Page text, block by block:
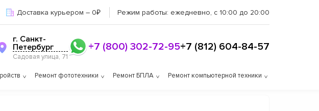
Доставка курьером – 0₽ Режим работы: ежедневно, с 10:00 до 20:00
г. Санкт-
Петербург
Садовая улица, 71
+7 (800) 302-72-95+7 (812) 604-84-57
Ремонт фототехники Ремонт БПЛА Ремонт компьютерной техники